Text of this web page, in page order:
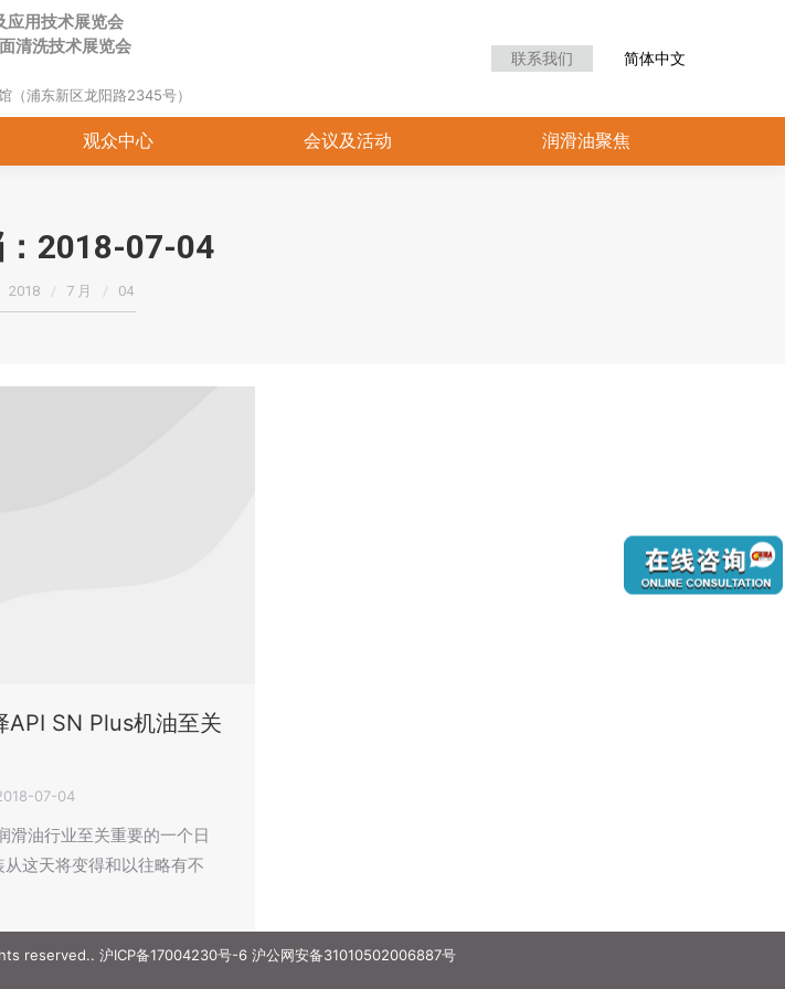
应用技术展览会
清洗技术展览会
（浦东新区龙阳路2345号）
联系我们 简体中文
观众中心 会议及活动 润滑油聚焦
2018-07-04
：
2018 7 月 04
API SN Plus机油至关
07-04
滑油行业至关重要的一个日
这天将变得和以往略有不
reserved.. 沪ICP备17004230号-6沪公网安备31010502006887号
会 展商中心